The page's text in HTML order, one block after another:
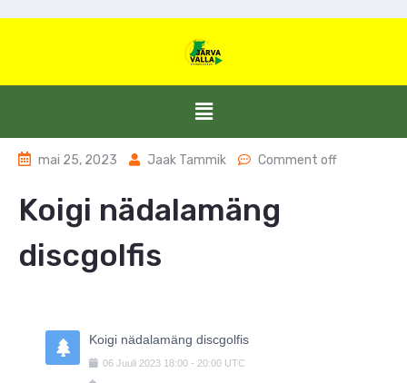
mai 25, 2023 Jaak Tammik Comment off
Koigi nädalamäng
discgolfis
Koigi nädalamäng discgolfis
06 Juuli 2023 18:00 - 20:00 UTC